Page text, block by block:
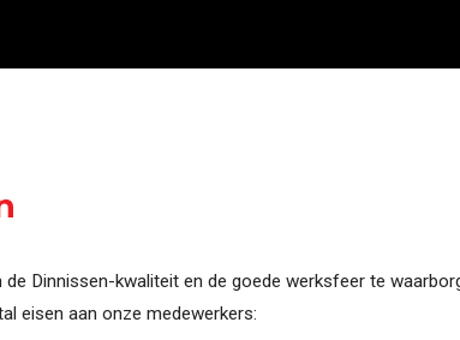
de Dinnissen-kwaliteit en de goede werksfeer te
eisen aan onze medewerkers: